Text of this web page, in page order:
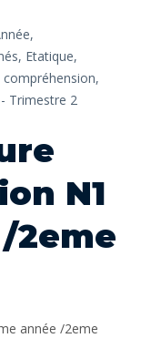
Etatique,
compréhension,
Trimestre 2
N1
2eme
année /2eme